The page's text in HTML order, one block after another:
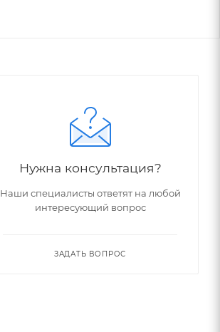
Нужна консультация?
Наши специалисты ответят на любой
интересующий вопрос
ЗАДАТЬ ВОПРОС